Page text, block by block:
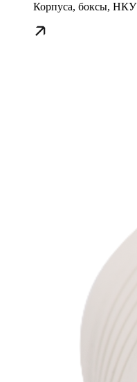
Корпуса, боксы, НКУ